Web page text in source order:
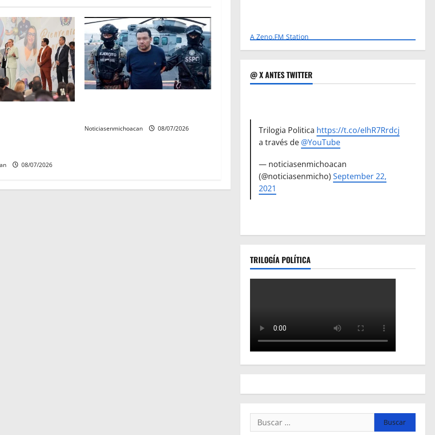
08/07/2026
Noticiasenmichoacan 08/07/2026
A Zeno.FM Station
@ X ANTES TWITTER
Trilogia Politica https://t.co/eIhR7Rrdcj
a través de @YouTube
— noticiasenmichoacan
(@noticiasenmicho)September 22,
2021
TRILOGÍA POLÍTICA
Buscar: